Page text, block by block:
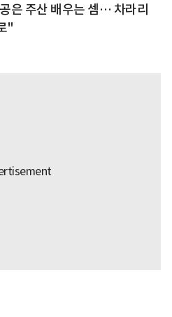
은 주산 배우는 셈… 차라리
"